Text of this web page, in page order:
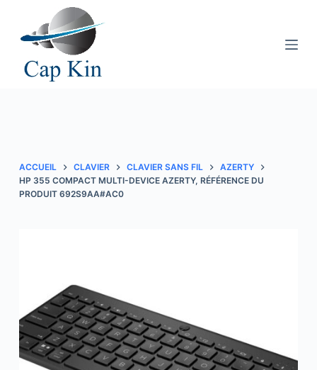
c
o
n
ACCUEIL CLAVIER CLAVIER SANS FIL
AZERTY
HP 355 COMPACT MULTI-DEVICE AZERTY, RÉFÉRENCE DU
PRODUIT 692S9AA#AC0